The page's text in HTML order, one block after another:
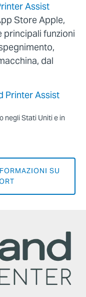
Assist
Store Apple,
principali funzioni
dal
Printer Assist
negli Stati Uniti e in
SU